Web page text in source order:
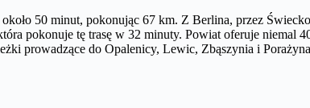
50 minut, pokonując 67 km. Z Berlina, przez
pokonuje tę trasę w 32 minuty. Powiat oferuje niemal
prowadzące do Opalenicy, Lewic, Zbąszynia i